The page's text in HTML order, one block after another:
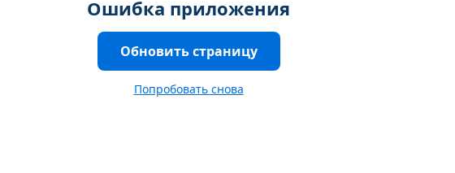
Ошибка приложения
Обновить страницу
Попробовать снова